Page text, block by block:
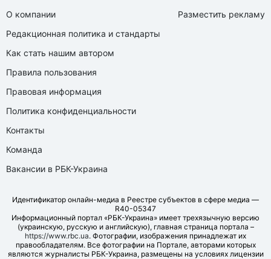
О компании
Редакционная политика и стандарты
Как стать нашим автором
Правила пользования
Правовая информация
Политика конфиденциальности
Контакты
Команда
Вакансии в РБК-Украина
Разместить рекламу
Идентификатор онлайн-медиа в Реестре субъектов в сфере медиа —
R40-05347
Информационный портал «РБК-Украина» имеет трехязычную версию
(украинскую, русскую и английскую), главная страница портала –
https://www.rbc.ua. Фотографии, изображения принадлежат их
правообладателям. Все фотографии на Портале, авторами которых
являются журналисты РБК-Украина, размещены на условиях лицензии